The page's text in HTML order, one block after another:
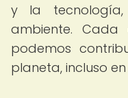
y la
ambiente. Cada
podemos
planeta, incluso